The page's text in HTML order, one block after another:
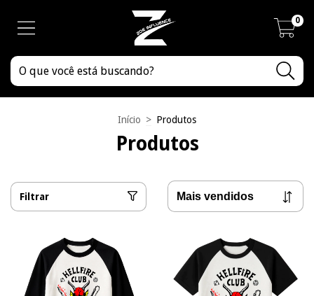
0
Início > Produtos
Produtos
Filtrar